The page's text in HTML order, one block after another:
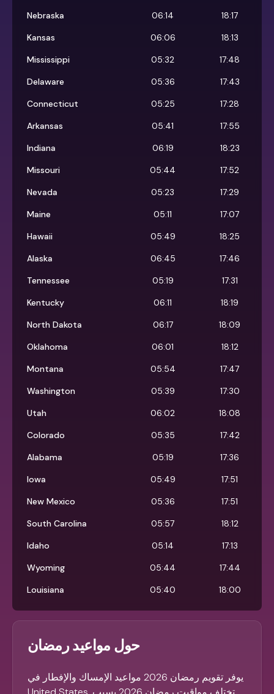
Nebraska
06:14
18:17
Kansas
06:06
18:13
Mississippi
05:32
17:48
Delaware
05:36
17:43
Connecticut
05:25
17:28
Arkansas
05:41
17:55
Indiana
06:19
18:23
Missouri
05:44
17:52
Nevada
05:23
17:29
Maine
05:11
17:07
Hawaii
05:49
18:25
Alaska
06:45
17:46
Tennessee
05:19
17:31
Kentucky
06:11
18:19
North Dakota
06:17
18:09
Oklahoma
06:01
18:12
Montana
05:54
17:47
Washington
05:39
17:30
Utah
06:02
18:08
Colorado
05:35
17:42
Alabama
05:19
17:36
Iowa
05:49
17:51
New Mexico
05:36
17:51
South Carolina
05:57
18:12
Idaho
05:14
17:13
Wyoming
05:44
17:44
Louisiana
05:40 18:00
حول مواعيد رمضان
يوفر تقويم رمضان 2026 مواعيد الإمساك والإفطار في